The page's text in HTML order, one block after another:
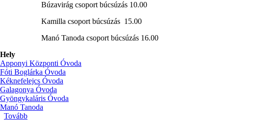
Búzavirág csoport búcsúzás 10.00
Kamilla csoport búcsúzás 15.00
Manó Tanoda csoport búcsúzás 16.00
Hely
Apponyi Központi Óvoda
Fóti Boglárka Óvoda
Kéknefelejcs Óvoda
Galagonya Óvoda
Gyöngykaláris Óvoda
Manó Tanoda
Tovább